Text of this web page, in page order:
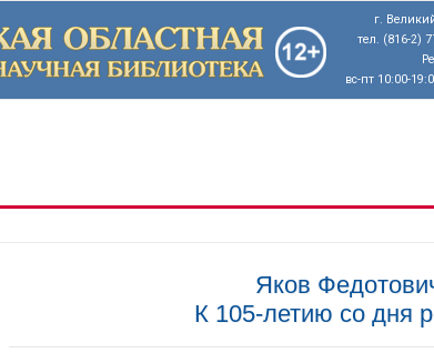
г.
тел. (816-2)
вс-пт 10:00-
Яков
К 105-летию со дня